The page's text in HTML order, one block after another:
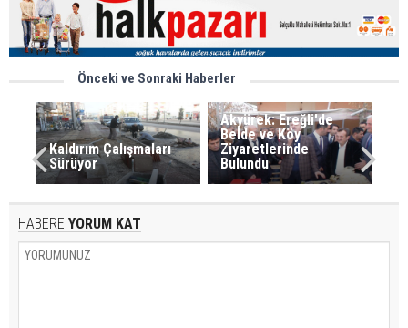
Önceki ve Sonraki Haberler
Kaldırım Çalışmaları
Sürüyor
Akyürek: Ereğli'de
Belde ve Köy
Ziyaretlerinde
Bulundu
HABERE YORUM KAT